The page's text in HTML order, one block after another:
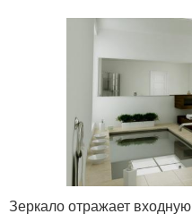
Зеркало отражает